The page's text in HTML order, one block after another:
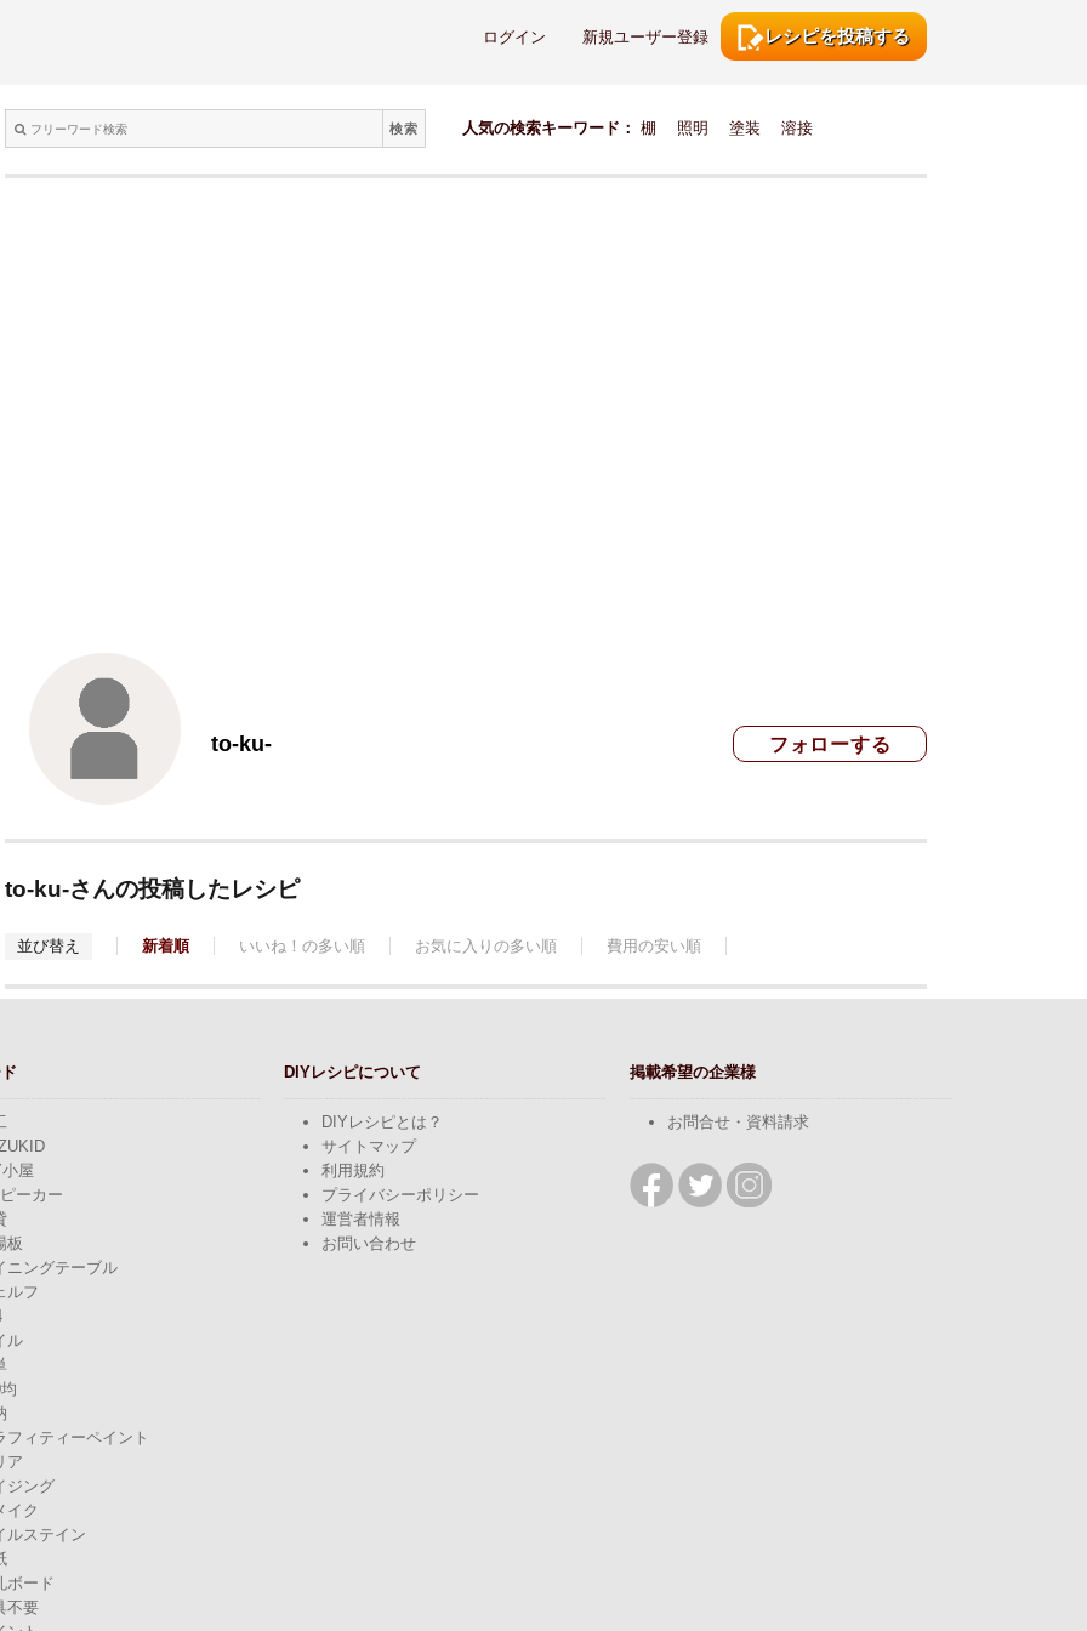
レシピを投稿する
新規ユーザー登録
ログイン
検索 人気の検索キーワード： 棚 照明 塗装 溶接
to-ku-
to-ku-さんの投稿したレシピ
並び替え 新着順 いいね！の多い順 お気に入りの多い順 費用の安い順
屋
ーカー
板
ニングテーブル
ルフ
ル
フィティーペイント
ア
ジング
イク
ルステイン
ボード
不要
DIYレシピについて
DIYレシピとは？
サイトマップ
利用規約
プライバシーポリシー
運営者情報
お問い合わせ
掲載希望の企業様
お問合せ・資料請求